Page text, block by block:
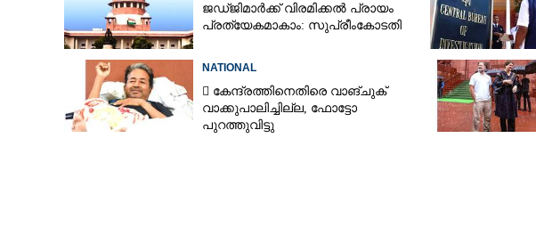
ജഡ്‌ജിമാർക്ക് വിരമിക്കൽ പ്രായം
പ്രത്യേകമാകാം: സുപ്രീംകോടതി
NATIONAL
 കേന്ദ്രത്തിനെതിരെ വാങ്‌ചുക്
വാക്കുപാലിച്ചില്ല, ഫോട്ടോ
പുറത്തുവിട്ടു
ശ്രീനന്ദയ്‌ക്കായുള്ള തെരച്ചിൽ നാലാം
ദിവസത്തിലേക്ക്;
തട്ടിക്കൊണ്ടുപോയതാകാമെന്ന്
കുടുംബത്തിന്റെ ആരോപണം